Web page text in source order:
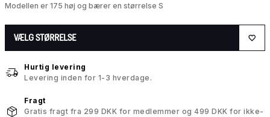
Modellen er 175 høj og bærer en størrelse S
VÆLG STØRRELSE
Hurtig levering
Levering inden for 1-3 hverdage.
Fragt
Gratis fragt fra 299 DKK for medlemmer og 499 DKK for ikke-